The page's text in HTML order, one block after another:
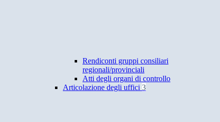
Rendiconti gruppi consiliari
regionali/provinciali
Atti degli organi di controllo
Articolazione degli uffici 3